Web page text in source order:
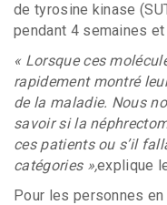
de tyrosine kinase
pendant 4 semaines
« Lorsque ces
rapidement montré
de la maladie. Nous
savoir si la
ces patients ou s’il
catégories »,explique
Pour les personnes